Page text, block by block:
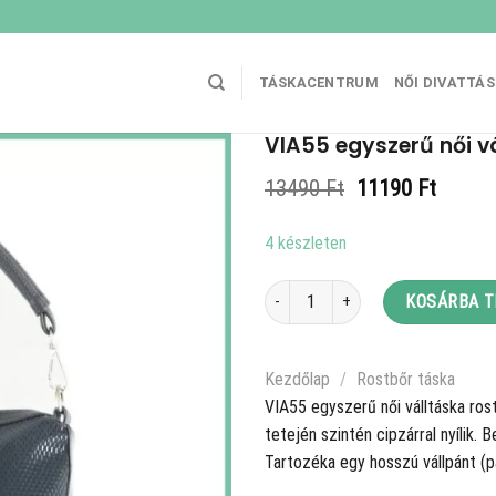
TÁSKACENTRUM NŐI
VIA55 egyszerű női
13490Ft Original
11190 Ft
4 készleten
VIA55 egyszerű női válltáska,
KOSÁRBA
Kezdőlap / Rostbőr táska
VIA55 egyszerű női válltáska
tetején szintén cipzárral nyílik.
Tartozéka egy hosszú vállpánt